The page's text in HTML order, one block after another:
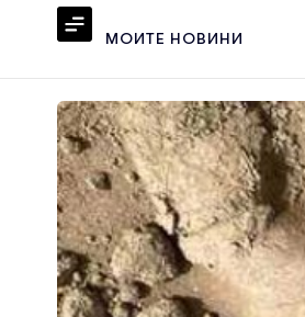
МОИТЕ НОВИНИ